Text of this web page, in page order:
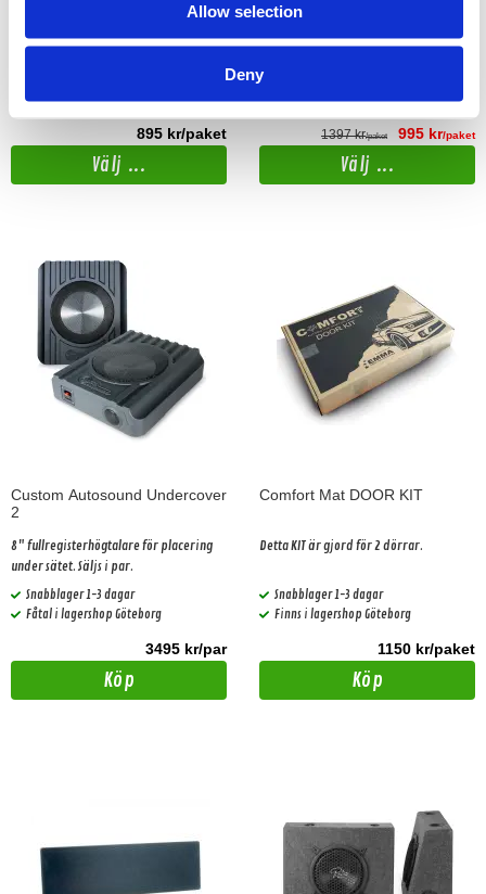
Allow selection
Deny
Komplett kit för dämpmaterial speciellt
anpassad för montering på taket. Finns i
Finns i lagershop Göteborg
895 kr/paket
Välj ...
Komplett kit för dämpmaterial speciellt
anpassad för montering i 4 dörrar. Finns
i 2 olika prisklasser.
Finns i lagershop Göteborg
1397 kr/paket 995 kr/paket
Välj ...
Custom Autosound Undercover
2
8" fullregisterhögtalare för placering
under sätet. Säljs i par.
Snabblager 1-3 dagar
Fåtal i lagershop Göteborg
3495 kr/par
Köp
Comfort Mat DOOR KIT
Detta KIT är gjord för 2 dörrar.
Snabblager 1-3 dagar
Finns i lagershop Göteborg
1150 kr/paket
Köp